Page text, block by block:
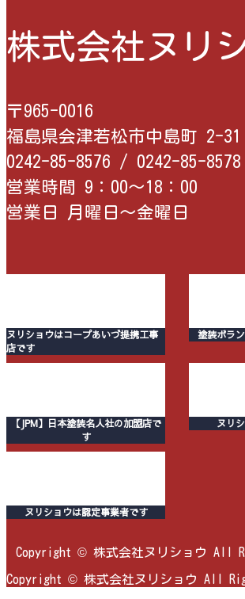
株式会社ヌリ
〒965-0016
福島県会津若松市中島町 2-31
0242-85-8576 / 0242-85-8578
営業時間 9：00〜18：00
営業日 月曜日〜金曜日
ヌリショウはコープあいづ提携工事
店です
塗装ボラ
【JPM】日本塗装名人社の加盟店で
す
ヌリ
ヌリショウは認定事業者です
Copyright © 株式会社ヌリショウ All
Copyright © 株式会社ヌリショウ All